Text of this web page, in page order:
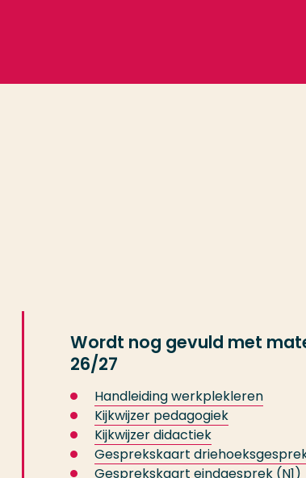
Wordt nog gevuld met
26/27
Handleiding werkplekleren
Kijkwijzer pedagogiek
Kijkwijzer didactiek
Gesprekskaart
Gesprekskaart eindgesprek (N1)